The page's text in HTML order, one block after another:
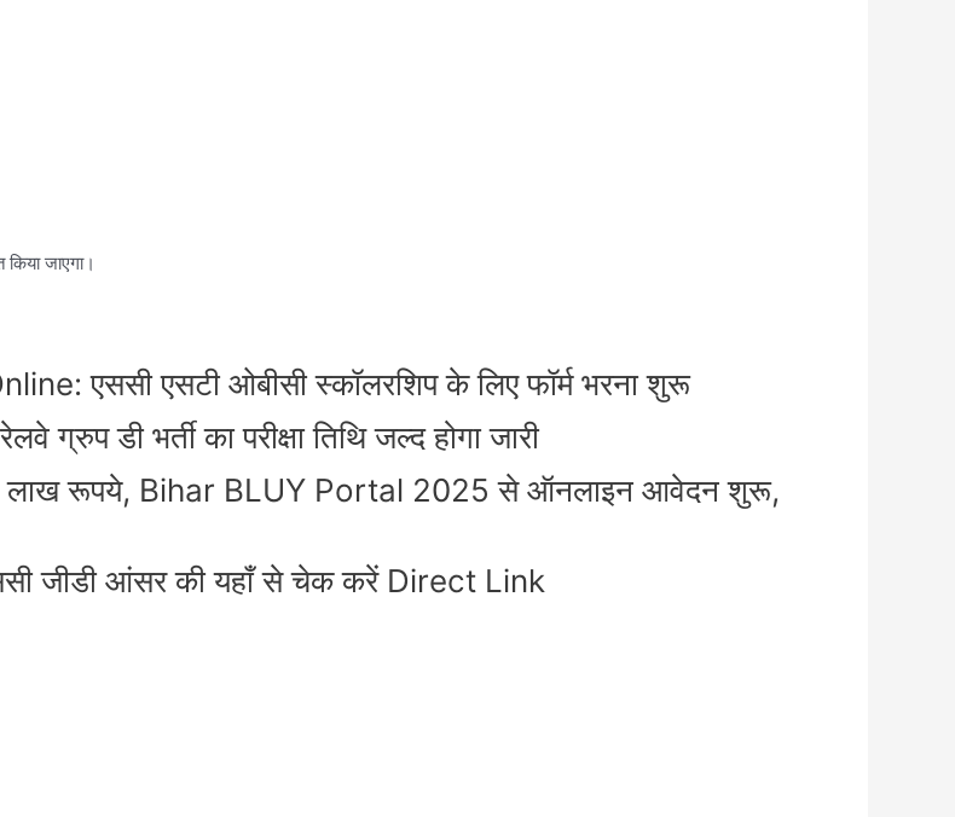
जाएगा।
एससी एसटी ओबीसी स्कॉलरशिप के लिए फॉर्म भरना शुरू
डी भर्ती का परीक्षा तिथि जल्द होगा जारी
2 लाख रूपये, Bihar BLUY Portal 2025 से ऑनलाइन आवेदन शुरू,
जीडी आंसर की यहाँ से चेक करें Direct Link